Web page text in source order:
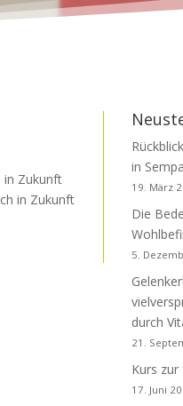
in Zukunft
in Zukunft
in
19. März
Die
5.
durch
21.
Kurs zur
17. Juni